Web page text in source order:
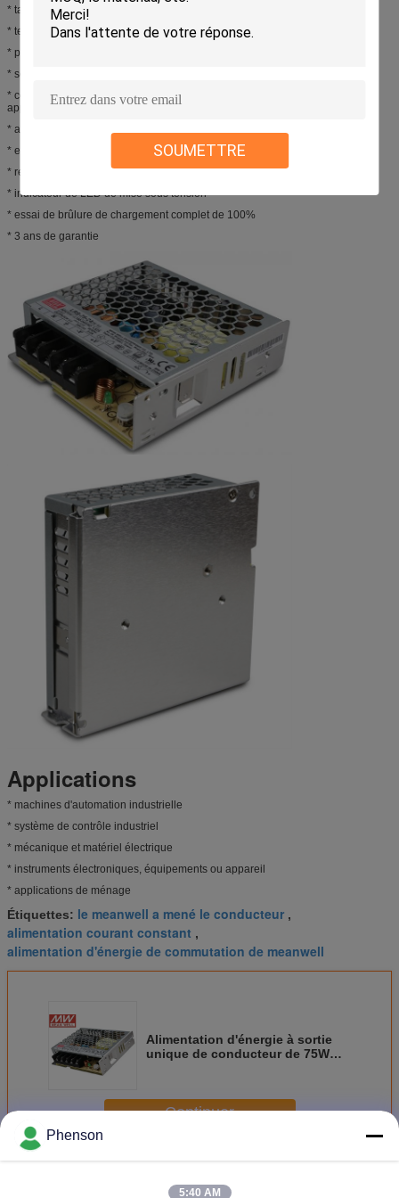
SOUMETTRE
* taille miniature et profil bas 1U
* température de fonctionnement élevée jusqu'à 70°C
* protections : Court-circuit/surcharge/au-dessus de tension
* se refroidissant par la convection d'air libre
* conformité à IEC/EN 60335-1 (PD3) et à IEC/EN61558-1, -2-16 pour des
appareils électroménagers
* altitude fonctionnelle jusqu'à 5000 mètres (Note.8)
* essai de vibration de la tenue 5G
* rendement élevé, longue durée et fiabilité élevée
* indicateur de LED de mise sous tension
* essai de brûlure de chargement complet de 100%
* 3 ans de garantie
Applications
* machines d'automation industrielle
* système de contrôle industriel
* mécanique et matériel électrique
* instruments électroniques, équipements ou appareil
* applications de ménage
Étiquettes: le meanwell a mené le conducteur ,
alimentation courant constant ,
alimentation d'énergie de commutation de meanwell
Alimentation d'énergie à sortie
unique de conducteur de 75W
Continuer
PlusPilote a conduit d'alimentation
Phenson
5:40 AM